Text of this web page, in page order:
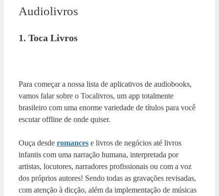
Audiolivros
1. Toca Livros
Para começar a nossa lista de aplicativos de audiobooks,
vamos falar sobre o Tocalivros, um app totalmente
brasileiro com uma enorme variedade de títulos para você
escutar offline de onde quiser.
Ouça desde romances e livros de negócios até livros
infantis com uma narração humana, interpretada por
artistas, locutores, narradores profissionais ou com a voz
dos próprios autores! Sendo todas as gravações revisadas,
com atenção à dicção, além da implementação de músicas